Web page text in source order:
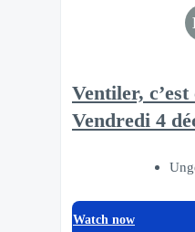
Ventiler, c’est
Vendredi 4
Watch now